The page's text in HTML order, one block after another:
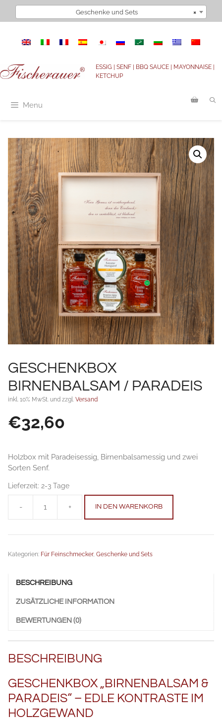
Inhalt
×
Geschenke und Sets
ESSIG | SENF | BBQ SAUCE | MAYONNAISE |
KETCHUP
Menu
GESCHENKBOX
BIRNENBALSAM / PARADEIS
inkl. 10% MwSt. und zzgl. Versand
€32,60
Holzbox mit Paradeisessig, Birnenbalsamessig und zwei
Sorten Senf.
Lieferzeit: 2-3 Tage
-
Geschenkbox
Birnenbalsam
/
Anzahl
+ IN DEN WARENKORB
Kategorien: Für Feinschmecker, Geschenke und Sets
BESCHREIBUNG
ZUSÄTZLICHE INFORMATION
BEWERTUNGEN (0)
BESCHREIBUNG
GESCHENKBOX „BIRNENBALSAM &
PARADEIS“ – EDLE KONTRASTE IM
HOLZGEWAND